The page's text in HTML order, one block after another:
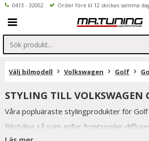
0413 - 32002 Order före kl 12 skickas samma
Välj bilmodell Volkswagen Golf
STYLING TILL VOLKSWAGEN
Våra popluäraste stylingprodukter för Golf
Bilstyling så som grillar frontspoiler